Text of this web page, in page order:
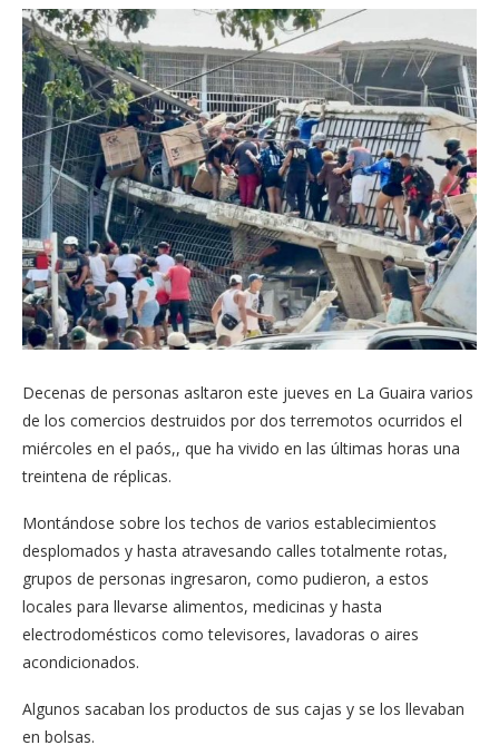
Decenas de personas asltaron este jueves en La Guaira varios
de los comercios destruidos por dos terremotos ocurridos el
miércoles en el paós,, que ha vivido en las últimas horas una
treintena de réplicas.
Montándose sobre los techos de varios establecimientos
desplomados y hasta atravesando calles totalmente rotas,
grupos de personas ingresaron, como pudieron, a estos
locales para llevarse alimentos, medicinas y hasta
electrodomésticos como televisores, lavadoras o aires
acondicionados.
Algunos sacaban los productos de sus cajas y se los llevaban
en bolsas.